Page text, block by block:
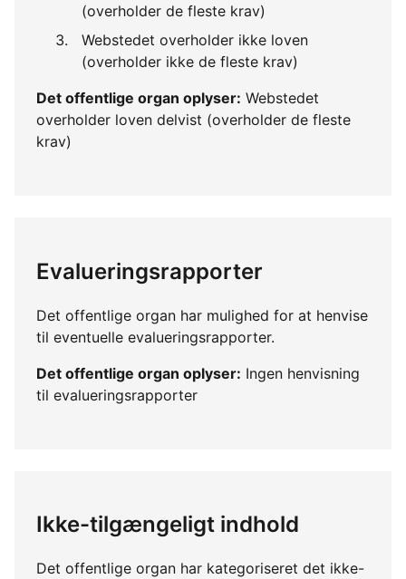
(overholder de fleste krav)
Webstedet overholder ikke loven
(overholder ikke de fleste krav)
Det offentlige organ oplyser: Webstedet
overholder loven delvist (overholder de fleste
krav)
Evalueringsrapporter
Det offentlige organ har mulighed for at henvise
til eventuelle evalueringsrapporter.
Det offentlige organ oplyser: Ingen henvisning
til evalueringsrapporter
Ikke-tilgængeligt indhold
Det offentlige organ har kategoriseret det ikke-